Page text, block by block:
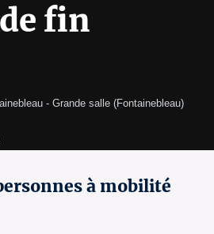
fin
- Grande salle (Fontainebleau)
à mobilité